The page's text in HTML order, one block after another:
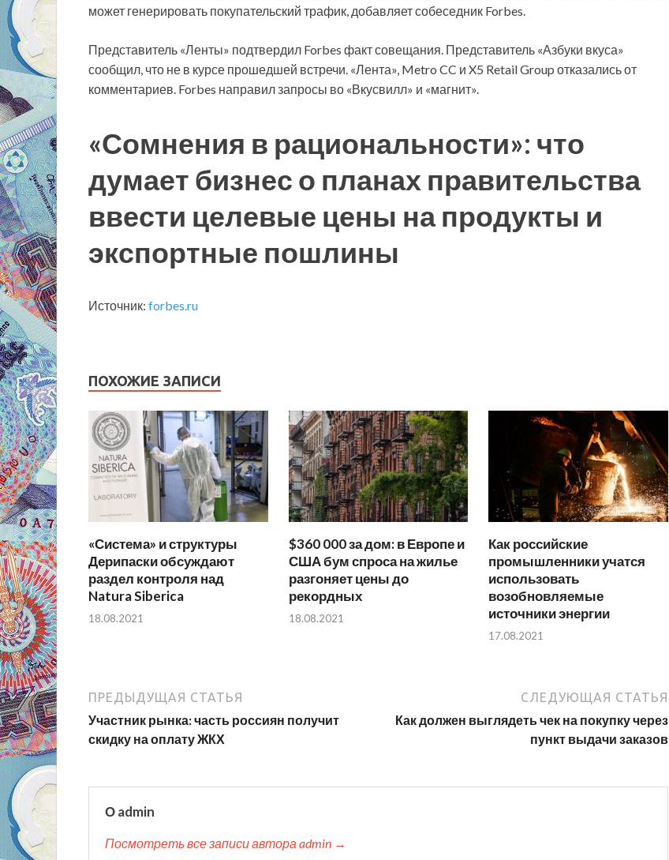
может генерировать покупательский трафик, добавляет собеседник Forbes.
Представитель «Ленты» подтвердил Forbes факт совещания. Представитель «Азбуки вкуса»
сообщил, что не в курсе прошедшей встречи. «Лента», Metro CC и X5 Retail Group отказались от
комментариев. Forbes направил запросы во «Вкусвилл» и «магнит».
«Сомнения в рациональности»: что
думает бизнес о планах правительства
ввести целевые цены на продукты и
экспортные пошлины
Источник: forbes.ru
ПОХОЖИЕ ЗАПИСИ
«Система» и структуры
Дерипаски обсуждают
раздел контроля над
Natura Siberica
18.08.2021
$360 000 за дом: в Европе и
США бум спроса на жилье
разгоняет цены до
рекордных
18.08.2021
Как российские
промышленники учатся
использовать
возобновляемые
источники энергии
17.08.2021
ПРЕДЫДУЩАЯ СТАТЬЯ
Участник рынка: часть россиян получит
скидку на оплату ЖКХ
СЛЕДУЮЩАЯ СТАТЬЯ
Как должен выглядеть чек на покупку через
пункт выдачи заказов
О admin
Посмотреть все записи автора admin →